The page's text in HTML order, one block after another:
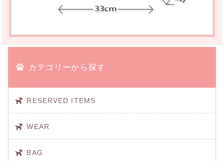
カテゴリーから探す
RESERVED ITEMS
WEAR
BAG